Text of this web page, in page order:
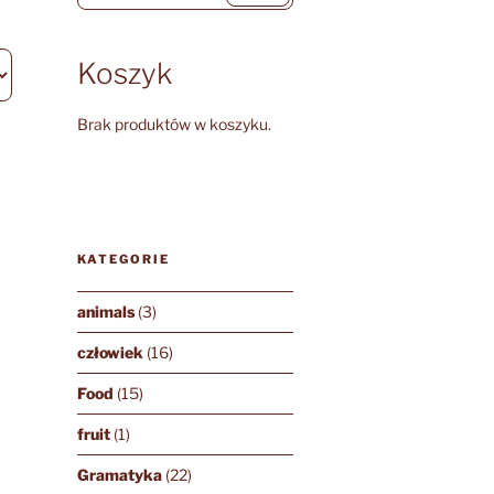
Koszyk
Brak produktów w koszyku.
KATEGORIE
animals(3)
człowiek (16)
Food (15)
fruit(1)
Gramatyka(22)